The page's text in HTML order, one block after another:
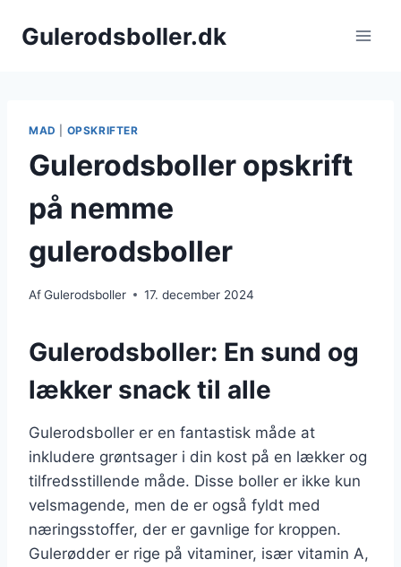
Gulerodsboller.dk
MAD OPSKRIFTER
Gulerodsboller opskrift
på nemme
gulerodsboller
AfGulerodsboller 17. december 2024
Gulerodsboller: En sund og
lækker snack til alle
Gulerodsboller er en fantastisk måde at
inkludere grøntsager i din kost på en lækker og
tilfredsstillende måde. Disse boller er ikke kun
velsmagende, men de er også fyldt med
næringsstoffer, der er gavnlige for kroppen.
Gulerødder er rige på vitaminer, især vitamin A,